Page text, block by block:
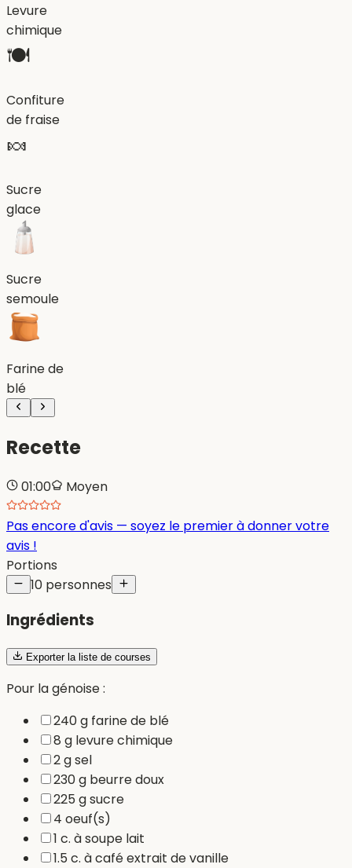
Levure
chimique
🍽️
Confiture
de fraise
🍬
Sucre
glace
Sucre
semoule
Farine de
blé
Recette
01:00 Moyen
Pas encore d'avis — soyez le premier à donner votre
avis !
Portions
10 personnes
Ingrédients
Exporter la liste de courses
Pour la génoise :
240 g farine de blé
8 g levure chimique
2 g sel
230 g beurre doux
225 g sucre
4 oeuf(s)
1 c. à soupe lait
1.5 c. à café extrait de vanille